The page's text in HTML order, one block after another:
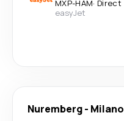
MXP-HAM· Direct
easyJet
Nuremberg- Milano